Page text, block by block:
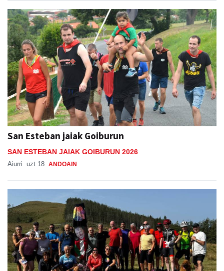
San Esteban jaiak Goiburun
SAN ESTEBAN JAIAK GOIBURUN 2026
Aiurri uzt 18 ANDOAIN